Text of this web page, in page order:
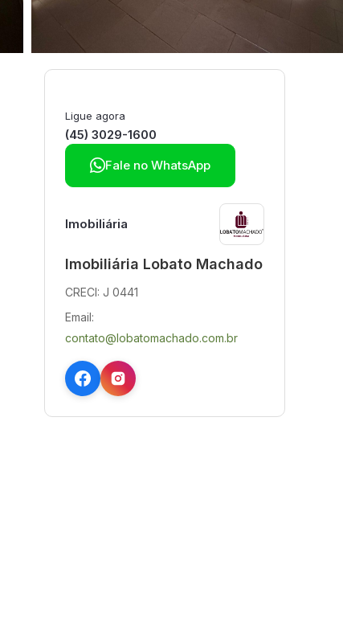
Ligue agora
(45) 3029-1600
Fale no WhatsApp
Imobiliária
Imobiliária Lobato Machado
CRECI: J 0441
Email:
contato@lobatomachado.com.br